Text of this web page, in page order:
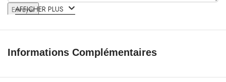
Envoyer
AFFICHER PLUS
Informations Complémentaires